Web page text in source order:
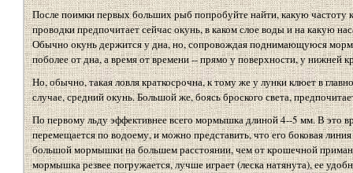
После поимки первых больших рыб попробуйте найти, какую частоту
проводки предпочитает сейчас окунь, в каком слое воды и на какую
Обычно окунь держится у дна, но, сопровождая поднимающуюся
поболее от дна, а время от времени -- прямо у поверхности, у нижней
Но, обычно, такая ловля краткосрочна, к тому же у лунки клюет в
случае, средний окунь. Большой же, боясь броского света,
По первому льду эффективнее всего мормышка длиной 4--5 мм. В это
перемещается по водоему, и можно представить, что его боковая
большой мормышки на большем расстоянии, чем от крошечной
мормышка резвее погружается, лучше играет (леска натянута), ее